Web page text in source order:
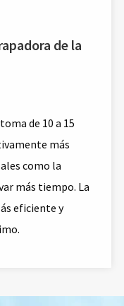
de la
de 10 a 15
más
como la
más tiempo. La
eficiente y